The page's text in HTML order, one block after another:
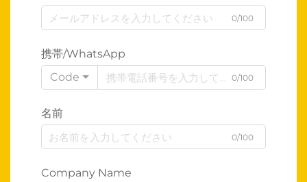
0/100
携帯/WhatsApp
Code
0/100
名前
0/100
Company Name